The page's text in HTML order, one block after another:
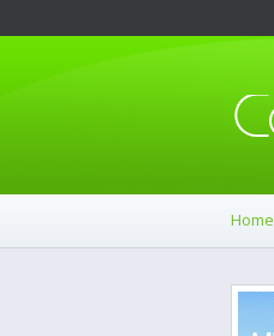
Home